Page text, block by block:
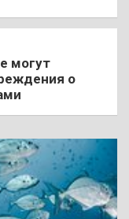
могут
о